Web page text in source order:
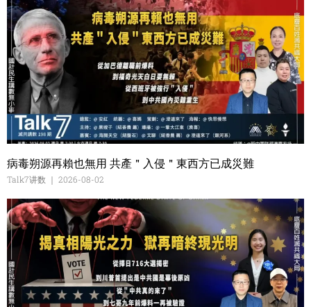
病毒朔源再賴也無用 共產＂入侵＂東西方已成災難
Talk7讲数 2026-08-02